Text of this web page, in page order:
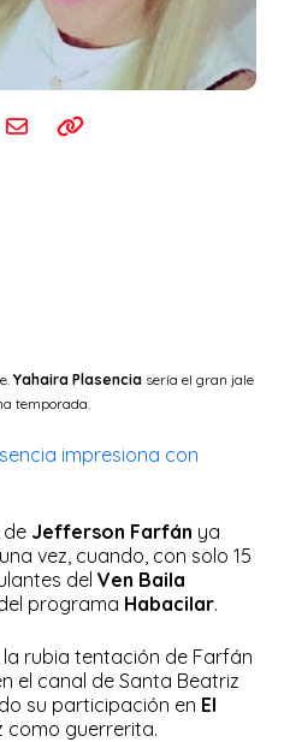
Yahaira Plasencia sería el gran jale
temporada.
impresiona con
de Jefferson Farfán ya
vez, cuando, con solo 15
delVen Baila
programa Habacilar.
la rubia tentación de Farfán
el canal de Santa Beatriz
su participación en El
como guerrerita.